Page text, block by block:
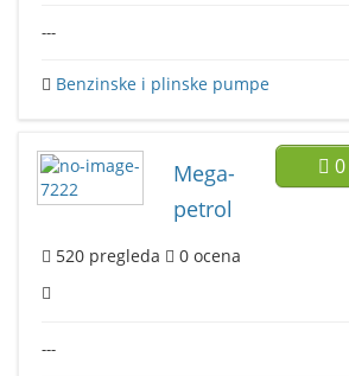
---
Benzinske i plinske pumpe
0
Mega-
petrol
520 pregleda 0 ocena
---